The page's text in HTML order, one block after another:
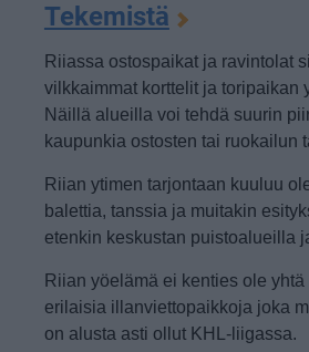
Tekemistä
Riiassa ostospaikat ja ravintolat
vilkkaimmat korttelit ja toripaikan
Näillä alueilla voi tehdä suurin
kaupunkia ostosten tai ruokailun
Riian ytimen tarjontaan kuuluu
balettia, tanssia ja muitakin
etenkin keskustan puistoalueilla
Riian yöelämä ei kenties ole
erilaisia illanviettopaikkoja joka
on alusta asti ollut KHL-liigassa.